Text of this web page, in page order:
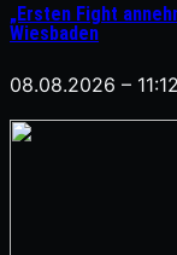
„Ersten Fight
Wiesbaden
08.08.2026 – 11:12